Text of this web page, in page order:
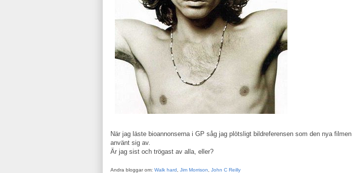
När jag läste bioannonserna i GP såg jag plötsligt bildreferensen som den nya filmen
använt sig av.
Är jag sist och trögast av alla, eller?
Andra bloggar om: Walk hard Jim Morrison John C Reilly